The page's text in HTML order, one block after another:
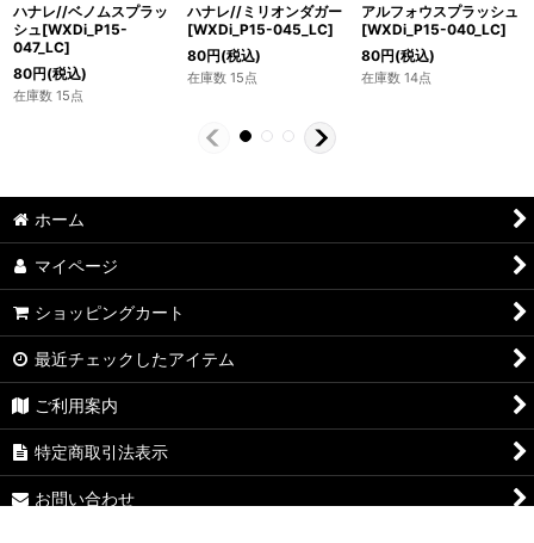
ハナレ//ベノムスプラッ
シュ[WXDi_P15-
047_LC]
80円(税込)
在庫数 15点
ハナレ//ミリオンダガー
[WXDi_P15-045_LC]
80円(税込)
在庫数 15点
アルフォウスプラッシュ
[WXDi_P15-040_LC]
80円(税込)
在庫数 14点
ホーム
マイページ
ショッピングカート
最近チェックしたアイテム
ご利用案内
特定商取引法表示
お問い合わせ